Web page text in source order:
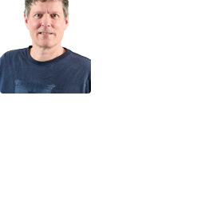
Öffentlicher Verkehr
WLAN
Netzwerke